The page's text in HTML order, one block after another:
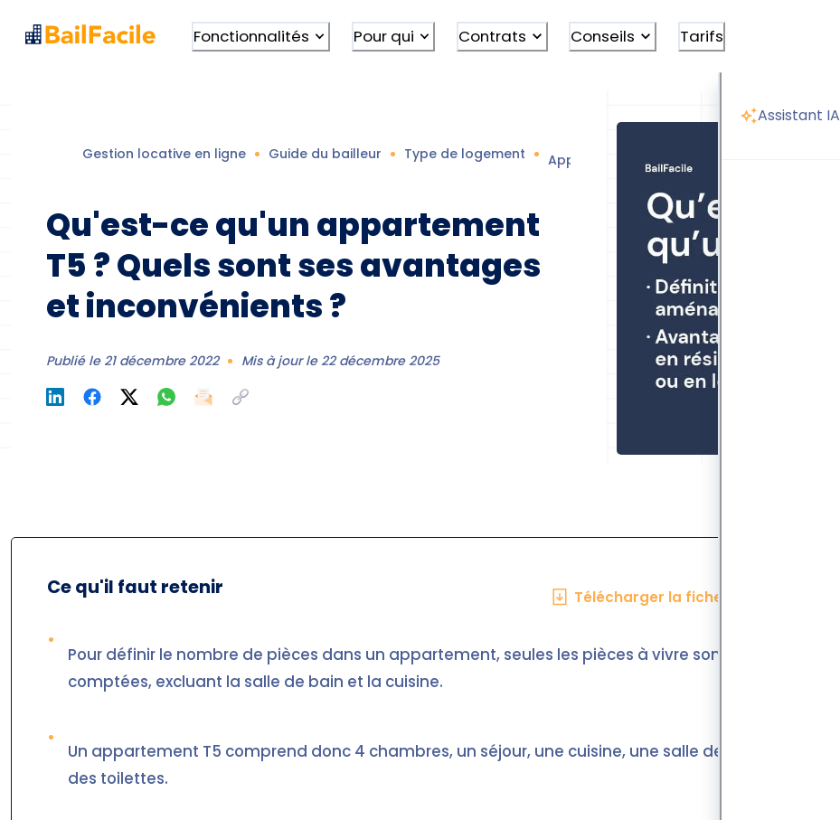
Assistant IA
Fonctionnalités Pour qui Contrats Conseils Tarifs
Gestion locative en ligne Guide du bailleur Type de logement Appartement T5 définition
Qu'est-ce qu'un appartement
T5 ? Quels sont ses avantages
et inconvénients ?
Publié le 21 décembre 2022 Mis à jour le 22 décembre 2025
Ce qu'il faut retenir
•
Pour définir le nombre de pièces dans un appartement, seules les pièces à vivre sont
comptées, excluant la salle de bain et la cuisine.
•
Un appartement T5 comprend donc 4 chambres, un séjour, une cuisine, une salle de bain,
des toilettes.
Télécharger la fiche en PDF